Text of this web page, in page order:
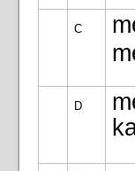
C
D